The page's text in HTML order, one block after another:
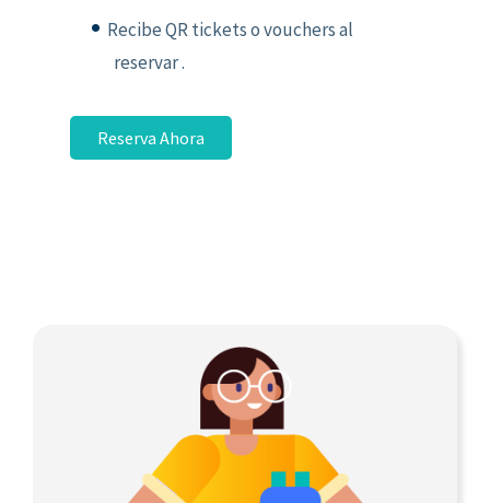
Recibe QR tickets o vouchers al
reservar .
Reserva Ahora